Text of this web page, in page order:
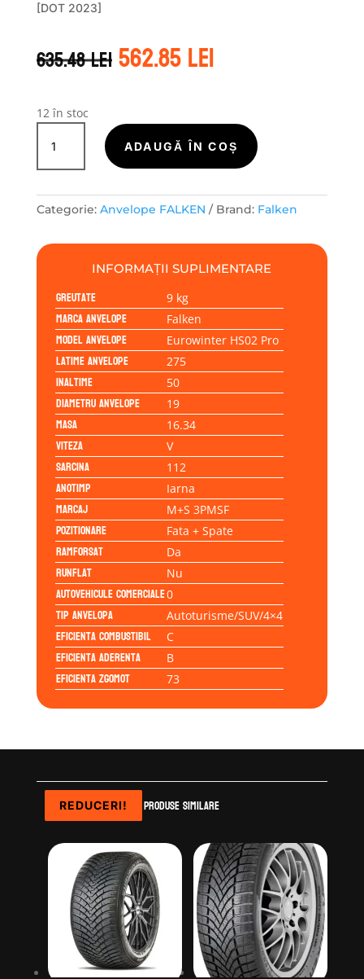
[DOT 2023]
635.48leiPrețul
inițial
635.48 lei.
562.85leiPrețul
curent
12 în stoc
Cantitate
Falken
EUROWINTER
PRO
112V
ADAUGĂ ÎN COȘ
Categorie: Anvelope FALKEN Brand: Falken
INFORMAȚII SUPLIMENTARE
Greutate 9 kg
Marca anvelope Falken
Model anvelope Eurowinter HS02 Pro
Latime anvelope 275
Inaltime 50
Diametru anvelope 19
Masa 16.34
Viteza V
Sarcina 112
Anotimp Iarna
Marcaj M+S 3PMSF
Pozitionare Fata + Spate
Ramforsat Da
Runflat Nu
Autovehicule comerciale0
Tip anvelopa Autoturisme/SUV/4×4
Eficienta Combustibil C
Eficienta Aderenta B
Eficienta Zgomot 73
Produse similare
REDUCERI!
REDUCERI!
REDUCERI!
REDUCERI!